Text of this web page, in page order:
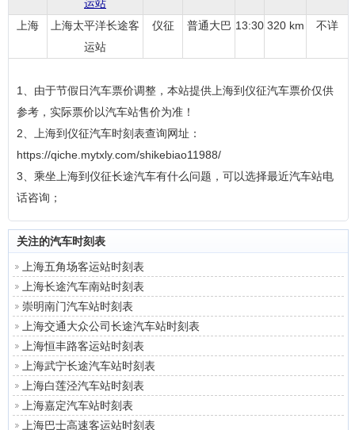
运站
上海
上海太平洋长途客
运站
仪征 普通大巴 13:30 320 km 不详
1、由于节假日汽车票价调整，本站提供上海到仪征汽车票价仅供
参考，实际票价以汽车站售价为准！
2、上海到仪征汽车时刻表查询网址：
https://qiche.mytxly.com/shikebiao11988/
3、乘坐上海到仪征长途汽车有什么问题，可以选择最近汽车站电
话咨询；
关注的汽车时刻表
上海五角场客运站时刻表
上海长途汽车南站时刻表
崇明南门汽车站时刻表
上海交通大众公司长途汽车站时刻表
上海恒丰路客运站时刻表
上海武宁长途汽车站时刻表
上海白莲泾汽车站时刻表
上海嘉定汽车站时刻表
上海巴士高速客运站时刻表